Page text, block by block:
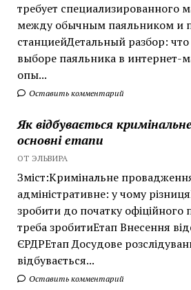
требует специализированного
между обычным паяльником и
станциейДетальный разбор:
выборе паяльника в интернет-
опы...
Оставить комментарий
Як відбувається
основні етапи
ОТ ЭЛЬВИРА
Зміст:Кримінальне
адміністративне: у чому
зробити до початку
треба зробитиЕтап Внесення
ЄРДРЕтап Досудове
відбувається...
Оставить комментарий